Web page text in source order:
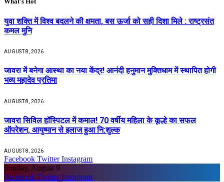
युवा शक्ति में विश्व बदलने की क्षमता, बस ऊर्जा को सही दिशा मिले : राष्ट्रसंत
कमल मुनि
AUGUST 8, 2026
जावरा में बनेगा आस्था का नया केंद्र! आनंदी हनुमान मुक्तिधाम में स्थापित होगी
भव्य महादेव प्रतिमा
AUGUST 8, 2026
जावरा सिविल हॉस्पिटल में कमाल! 70 वर्षीय महिला के कूल्हे का सफल
ऑपरेशन, आयुष्मान से इलाज हुआ नि:शुल्क
AUGUST 8, 2026
Facebook Twitter Instagram
Sunday, August 9
Facebook Twitter Instagram